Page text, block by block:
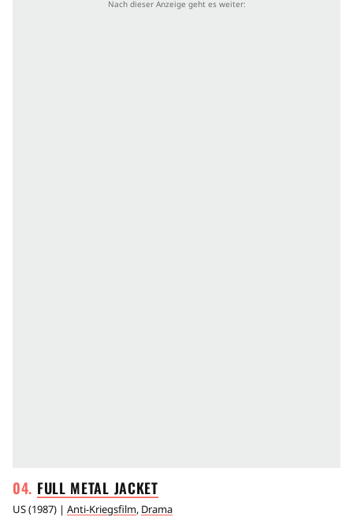
FULL METAL JACKET
US(1987) | Anti-Kriegsfilm, Drama